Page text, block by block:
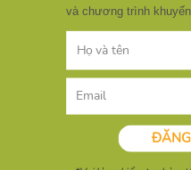
và chương trình